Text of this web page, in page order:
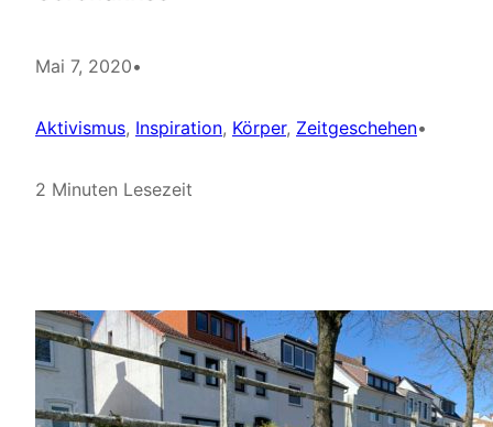
Mai 7, 2020•
Aktivismus, Inspiration, Körper, Zeitgeschehen•
2 Minuten Lesezeit